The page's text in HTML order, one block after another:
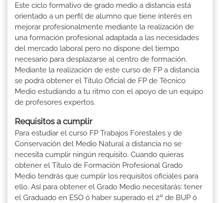
Este ciclo formativo de grado medio a distancia está
orientado a un perfil de alumno que tiene interés en
mejorar profesionalmente mediante la realización de
una formación profesional adaptada a las necesidades
del mercado laboral pero no dispone del tiempo
necesario para desplazarse al centro de formación.
Mediante la realización de este curso de FP a distancia
se podrá obtener el Titulo Oficial de FP de Técnico
Medio estudiando a tu ritmo con el apoyo de un equipo
de profesores expertos.
Requisitos a cumplir
Para estudiar el curso FP Trabajos Forestales y de
Conservación del Medio Natural a distancia no se
necesita cumplir ningún requisito. Cuando quieras
obtener el Titulo de Formación Profesional Grado
Medio tendrás que cumplir los requisitos oficiales para
ello. Así para obtener el Grado Medio necesitarás: tener
el Graduado en ESO ó haber superado el 2º de BUP ó